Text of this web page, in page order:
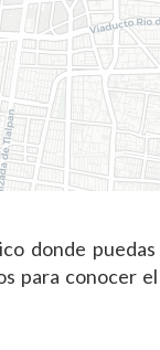
donde
conocer